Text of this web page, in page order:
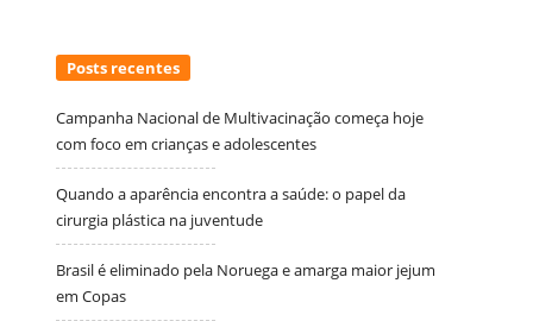
Posts recentes
Campanha Nacional de Multivacinação começa hoje
com foco em crianças e adolescentes
Quando a aparência encontra a saúde: o papel da
cirurgia plástica na juventude
Brasil é eliminado pela Noruega e amarga maior jejum
em Copas